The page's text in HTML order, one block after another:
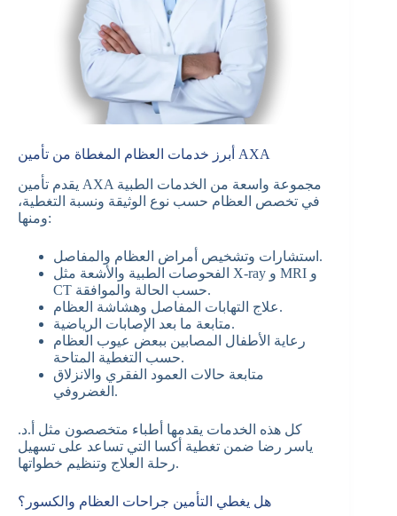
أبرز خدمات العظام المغطاة من تأمين AXA
يقدم تأمين AXA مجموعة واسعة من الخدمات الطبية
في تخصص العظام حسب نوع الوثيقة ونسبة التغطية،
ومنها:
استشارات وتشخيص أمراض العظام والمفاصل.
الفحوصات الطبية والأشعة مثل X-ray و MRI و
CT حسب الحالة والموافقة.
علاج التهابات المفاصل وهشاشة العظام.
متابعة ما بعد الإصابات الرياضية.
رعاية الأطفال المصابين ببعض عيوب العظام
حسب التغطية المتاحة.
متابعة حالات العمود الفقري والانزلاق
الغضروفي.
كل هذه الخدمات يقدمها أطباء متخصصون مثل أ.د.
ياسر رضا ضمن تغطية أكسا التي تساعد على تسهيل
رحلة العلاج وتنظيم خطواتها.
هل يغطي التأمين جراحات العظام والكسور؟